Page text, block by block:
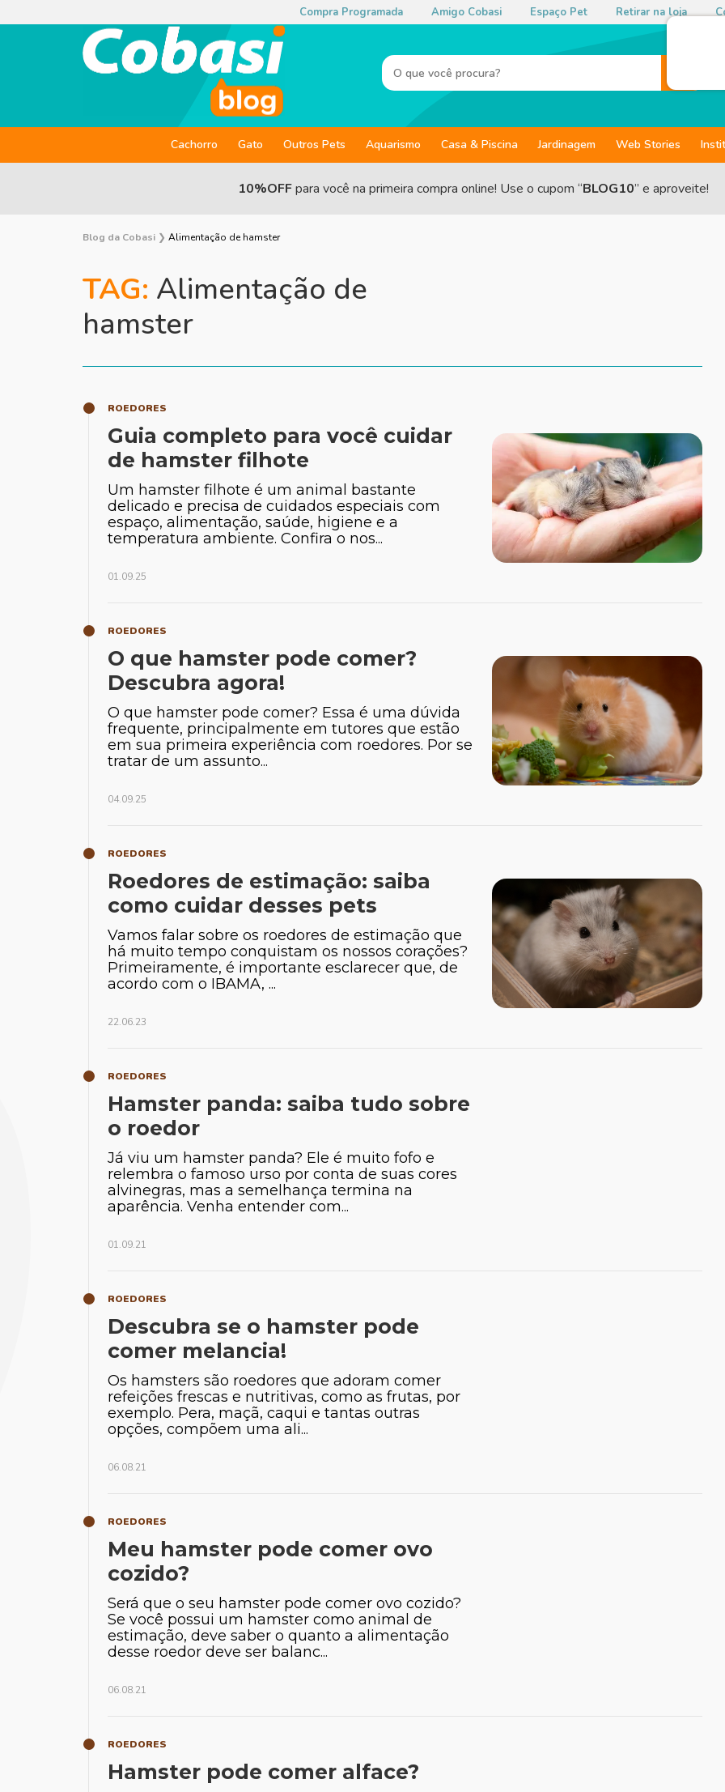
Compra Programada Amigo Cobasi Espaço Pet Retirar na loja
Cachorro Gato Outros Pets Aquarismo Casa & Piscina Jardinagem Web Stories
10%OFFpara você na primeira compra online! Use o cupom “BLOG10” e aproveite!
Blog da Cobasi ❯ Alimentação de hamster
TAG: Alimentação de
hamster
ROEDORES
Guia completo para você cuidar
de hamster filhote
Um hamster filhote é um animal bastante
delicado e precisa de cuidados especiais com
espaço, alimentação, saúde, higiene e a
temperatura ambiente. Confira o nos...
01.09.25
ROEDORES
O que hamster pode comer?
Descubra agora!
O que hamster pode comer? Essa é uma dúvida
frequente, principalmente em tutores que estão
em sua primeira experiência com roedores. Por se
tratar de um assunto...
04.09.25
ROEDORES
Roedores de estimação: saiba
como cuidar desses pets
Vamos falar sobre os roedores de estimação que
há muito tempo conquistam os nossos corações?
Primeiramente, é importante esclarecer que, de
acordo com o IBAMA, ...
22.06.23
ROEDORES
Hamster panda: saiba tudo sobre
o roedor
Já viu um hamster panda? Ele é muito fofo e
relembra o famoso urso por conta de suas cores
alvinegras, mas a semelhança termina na
aparência. Venha entender com...
01.09.21
ROEDORES
Descubra se o hamster pode
comer melancia!
Os hamsters são roedores que adoram comer
refeições frescas e nutritivas, como as frutas, por
exemplo. Pera, maçã, caqui e tantas outras
opções, compõem uma ali...
06.08.21
ROEDORES
Meu hamster pode comer ovo
cozido?
Será que o seu hamster pode comer ovo cozido?
Se você possui um hamster como animal de
estimação, deve saber o quanto a alimentação
desse roedor deve ser balanc...
06.08.21
ROEDORES
Hamster pode comer alface?
Tiago Calil
Biólogo especialista em animais
silvestres e paisagismo